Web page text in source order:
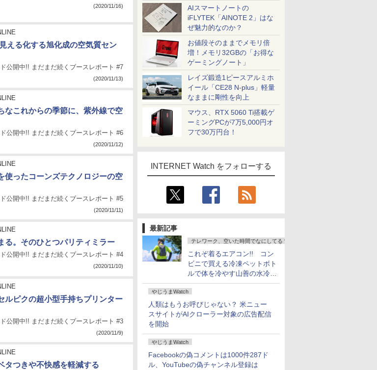
AIスマートノートの
iFLYTEK「AINOTE 2」はな
ぜ魅力的なのか？
お値段そのままでメモリ倍
増！メモリ32GBの「お得な
ゲーミングノート」
レイズ鍛造1ピースアルミホ
イール「CE28 N-plus」軽量
なままに剛性を向上
マウス、RTX 5060 Ti搭載ゲ
ーミングPCが7万5,000円オ
フで30万円台！
INTERNET Watch をフォローする
最新記事
テレワーク、空いた時間でなにしてる？
これぞ着るエアコン!! コン
ビニで買える冷凍ペットボト
ルで体を冷やす山善の水冷ベ
ストがロードバイクにちょう
どいい【ぼっち・ざ・ろー
ど！その14】
やじうまWatch
人類はもうお呼びじゃない？ 米ニュー
スサイトがAIクローラー対象の広告配信
を開始
やじうまWatch
Facebookの偽コメントは1000件287ド
ル、YouTubeの偽チャンネル登録は
(2020/11/16)
える化する旭化成の空気質セン
公開中!! まだまだ続くブースレポート #7
(2020/11/13)
なこれからの季節に、紫外線で空
公開中!! まだまだ続くブースレポート #6
(2020/11/12)
使ったコーンズテクノロジーの空
公開中!! まだまだ続くブースレポート #5
(2020/11/11)
る。そのひとつパリティミラー
公開中!! まだまだ続くブースレポート #4
(2020/11/10)
ルピクの超小型手持ちプリンター
公開中!! まだまだ続くブースレポート #3
(2020/11/9)
タつきや不快感を軽減する